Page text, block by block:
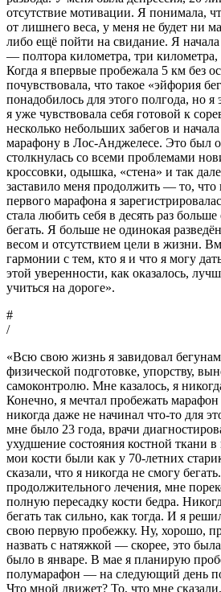
отсутствие мотивации. Я понимала,
от лишнего веса, у меня не будет ни
либо ещё пойти на свидание. Я
— полтора километра, три
Когда я впервые пробежала 5 км без
почувствовала, что такое «эйфория
понадобилось для этого полгода, но я
я уже чувствовала себя готовой к
несколько небольших забегов и
марафону в Лос-Анджелесе. Это был
столкнулась со всеми проблемами
кроссовки, одышка, «стена» и так
заставило меня продолжить — то, что
первого марафона я
стала любить себя в десять раз
бегать. Я больше не одинокая
весом и отсутствием цели в жизни.
гармонии с тем, кто я и что я могу
этой уверенности, как оказалось,
учиться на дороге».
#
/
«Всю свою жизнь я завидовал
физической подготовке, упорству,
самоконтролю. Мне казалось, я
Конечно, я мечтал пробежать
никогда даже не начинал что-то для
мне было 23 года, врачи
ухудшение состояния костной ткани
мои кости были как у 70-летних
сказали, что я никогда не смогу
продолжительного лечения, мне
полную пересадку кости бедра.
бегать так сильно, как тогда. И я
свою первую пробежку. Ну, хорошо,
назвать с натяжкой — скорее, это
было в январе. В мае я планирую
полумарафон — на следующий день
Что мной движет? То, что мне